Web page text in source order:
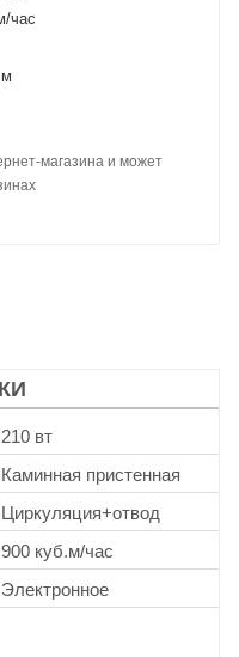
час
магазина и может
210 вт
Каминная пристенная
Циркуляция+отвод
900 куб.м/час
Электронное